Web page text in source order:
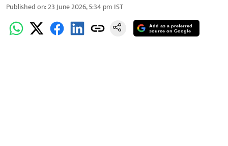
Published on:23 June 2026, 5:34 pm IST
Add as a preferred
source on Google